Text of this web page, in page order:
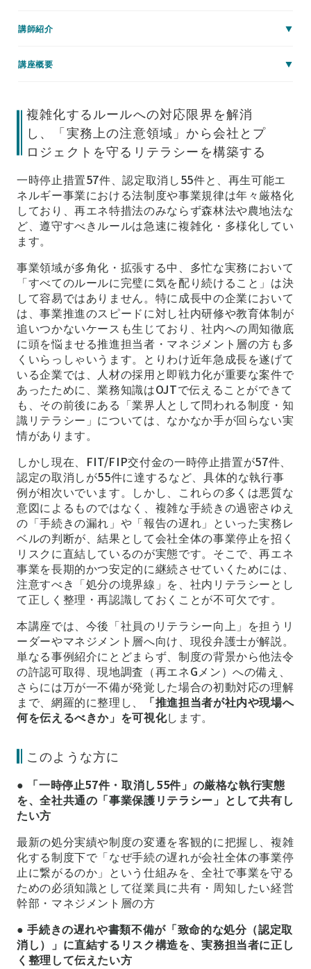
講師紹介
講座概要
複雑化するルールへの対応限界を解消
し、「実務上の注意領域」から会社とプ
ロジェクトを守るリテラシーを構築する
一時停止措置57件、認定取消し55件と、再生可能エ
ネルギー事業における法制度や事業規律は年々厳格化
しており、再エネ特措法のみならず森林法や農地法な
ど、遵守すべきルールは急速に複雑化・多様化してい
ます。
事業領域が多角化・拡張する中、多忙な実務において
「すべてのルールに完璧に気を配り続けること」は決
して容易ではありません。特に成長中の企業において
は、事業推進のスピードに対し社内研修や教育体制が
追いつかないケースも生じており、社内への周知徹底
に頭を悩ませる推進担当者・マネジメント層の方も多
くいらっしゃいうます。とりわけ近年急成長を遂げて
いる企業では、人材の採用と即戦力化が重要な案件で
あったために、業務知識はOJTで伝えることができて
も、その前後にある「業界人として問われる制度・知
識リテラシー」については、なかなか手が回らない実
情があります。
しかし現在、FIT/FIP交付金の一時停止措置が57件、
認定の取消しが55件に達するなど、具体的な執行事
例が相次いでいます。しかし、これらの多くは悪質な
意図によるものではなく、複雑な手続きの過密さゆえ
の「手続きの漏れ」や「報告の遅れ」といった実務レ
ベルの判断が、結果として会社全体の事業停止を招く
リスクに直結しているのが実態です。そこで、再エネ
事業を長期的かつ安定的に継続させていくためには、
注意すべき「処分の境界線」を、社内リテラシーとし
て正しく整理・再認識しておくことが不可欠です。
本講座では、今後「社員のリテラシー向上」を担うリ
ーダーやマネジメント層へ向け、現役弁護士が解説。
単なる事例紹介にとどまらず、制度の背景から他法令
の許認可取得、現地調査（再エネGメン）への備え、
さらには万が一不備が発覚した場合の初動対応の理解
まで、網羅的に整理し、
「推進担当者が社内や現場へ
何を伝えるべきか」を可視化します。
このような方に
●
「一時停止57件・取消し55件」の厳格な執行実態
を、全社共通の「事業保護リテラシー」として共有し
たい方
最新の処分実績や制度の変遷を客観的に把握し、複雑
化する制度下で「なぜ手続の遅れが会社全体の事業停
止に繋がるのか」という仕組みを、全社で事業を守る
ための必須知識として従業員に共有・周知したい経営
幹部・マネジメント層の方
●手続きの遅れや書類不備が「致命的な処分（認定取
消し）」に直結するリスク構造を、実務担当者に正し
く整理して伝えたい方